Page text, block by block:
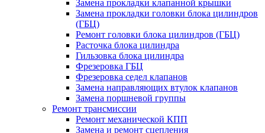
Замена прокладки клапанной крышки
Замена прокладки головки блока цилиндров
(ГБЦ)
Ремонт головки блока цилиндров (ГБЦ)
Расточка блока цилиндра
Гильзовка блока цилиндра
Фрезеровка ГБЦ
Фрезеровка седел клапанов
Замена направляющих втулок клапанов
Замена поршневой группы
Ремонт трансмиссии
Ремонт механической КПП
Замена и ремонт сцепления